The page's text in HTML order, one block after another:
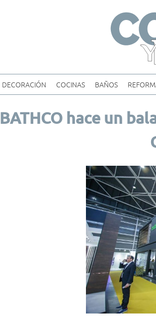
DECORACIÓN COCINAS BAÑOS
BATHCO hace un